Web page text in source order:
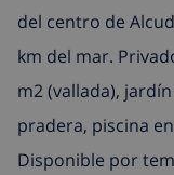
del centro de
km del mar.
m2 (vallada),
pradera, piscina
Disponible por